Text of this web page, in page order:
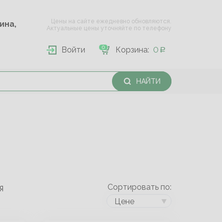
Цены на сайте ежедневно обновляются.
Актуальные цены уточняйте по телефону
Войти Корзина: 0
0
НАЙТИ
Я
Сортировать по:
Цене